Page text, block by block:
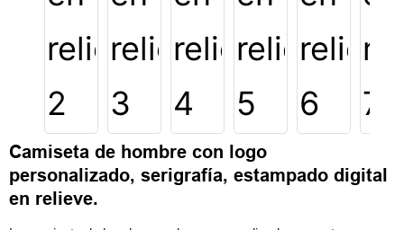
Camiseta de hombre con logo
personalizado, serigrafía, estampado digital
en relieve.